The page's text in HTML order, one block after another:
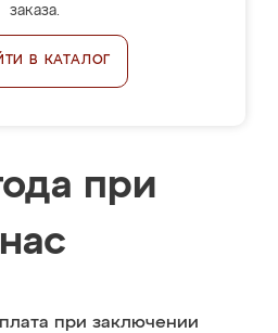
заказа.
В КАТАЛОГ
при
при заключении